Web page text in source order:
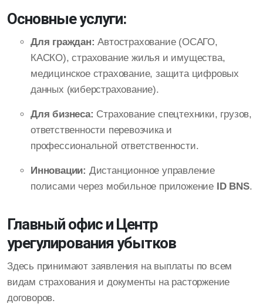
Основные услуги:
Для граждан: Автострахование (ОСАГО,
КАСКО), страхование жилья и имущества,
медицинское страхование, защита цифровых
данных (киберстрахование).
Для бизнеса: Страхование спецтехники, грузов,
ответственности перевозчика и
профессиональной ответственности.
Инновации: Дистанционное управление
полисами через мобильное приложение
ID BNS.
Главный офис и Центр
урегулирования убытков
Здесь принимают заявления на выплаты по всем
видам страхования и документы на расторжение
договоров.